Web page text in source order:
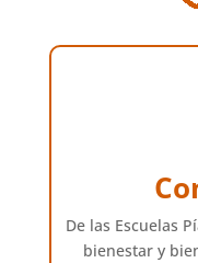
De las Escuelas
bienestar y